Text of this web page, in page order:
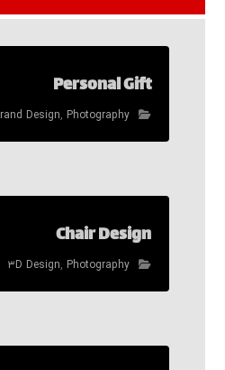
Personal Gift
Design, Photography
Chair Design
۳D Design, Photography